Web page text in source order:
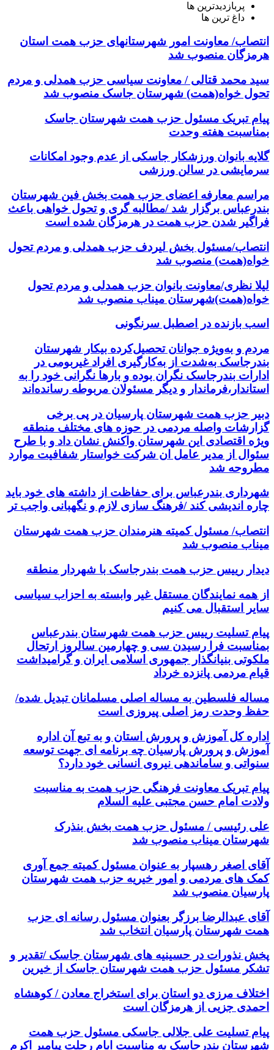
پربازدیدترین ها
داغ ترین ها
انتصاب/ معاونت امور شهرستانهای حزب همت استان
هرمزگان منصوب شد
سید محمد قتالی / معاونت سیاسی حزب همدلی و مردم
تحول خواه(همت) شهرستان جاسک منصوب شد
پیام تبریک مسئول حزب همت شهرستان جاسک
بمناسبت هفته وحدت
گلایه بانوان ورزشکار جاسکی از عدم وجود امکانات
سرمایشی در سالن ورزشی
مراسم معارفه اعضای حزب همت بخش فین شهرستان
بندرعباس برگزار شد /مطالبه گری و تحول خواهی باعث
فراگیر شدن حزب همت در هرمزگان شده است
انتصاب/مسئول بخش لیردف حزب همدلی و مردم تحول
خواه(همت) منصوب شد
لیلا نظری/معاونت بانوان حزب همدلی و مردم تحول
خواه(همت)شهرستان میناب منصوب شد
اسب بازنده در اصطبل سرنگونی
مردم و به‌ویژه جوانان تحصیل‌کرده بیکار شهرستان
بندرجاسک به‌شدت از به‌کارگیری افراد غیربومی در
ادارات بندرجاسک نگران بوده و بارها نگرانی خود را به
استاندار،فرماندار و دیگر مسئولان مربوطه رسانده‌اند
دبیر حزب همت شهرستان پارسیان در پی برخی
گزارشات واصله مردمی در حوزه های مختلف منطقه
ویژه اقتصادی این شهرستان واکنش نشان داد و با طرح
سئوال از مدیر عامل ان شرکت خواستار شفافیت موارد
مطروحه شد
شهرداری بندرعباس برای حفاظت از داشته های خود باید
چاره اندیشی کند /فرهنگ سازی لازم و نگهبانی واجب تر
انتصاب/ مسئول کمیته هنرمندان حزب همت شهرستان
میناب منصوب شد
دیدار رییس حزب همت بندرجاسک با شهردار منطقه
از همه نمایندگان مستقل غیر وابسته به احزاب سیاسی
سایر استقبال می کنیم
پیام تسلیت رییس حزب همت شهرستان بندرعباس
بمناسبت فرا رسیدن سی و چهارمین سالروز ارتحال
ملکوتی بنیانگذار جمهوری اسلامی ایران و گرامیداشت
قیام مردمی پانزده خرداد
مساله فلسطین به مساله اصلی مسلمانان تبدیل شده/
حفظ وحدت رمز اصلی پیروزی است
اداره کل آموزش و پرورش استان و به تبع آن اداره
آموزش و پرورش پارسیان چه برنامه ای جهت توسعه
سنواتی و ساماندهی نیروی انسانی خود دارد؟
پیام تبریک معاونت فرهنگی حزب همت به مناسبت
ولادت امام حسن مجتبی علیه السلام
علی رئیسی / مسئول حزب همت بخش بنذرک
شهرستان میناب منصوب شد
آقای اصغر رهسپار به عنوان مسئول کمیته جمع آوری
کمک های مردمی و امور خیریه حزب همت شهرستان
پارسیان منصوب شد
آقای عبدالرضا برزگر بعنوان مسئول رسانه ای حزب
همت شهرستان پارسیان انتخاب شد
پخش نذورات در حسینیه های شهرستان جاسک /تقدیر و
تشکر مسئول حزب همت شهرستان جاسک از خیرین
اختلاف مرزی دو استان برای استخراج معادن / کوهشاه
احمدی جزیی از هرمزگان است
پیام تسلیت علی جلالی جاسکی مسئول حزب همت
شهرستان بندرجاسک به مناسبت ایام رحلت پیامبر اکرم